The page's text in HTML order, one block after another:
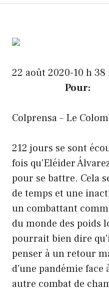
22 août 2020-10 h 38
Pour:
Colprensa – Le
212 jours se sont
fois qu'Eléider
pour se battre. Cela
de temps et une
un combattant
du monde des poids
pourrait bien dire
penser à un retour
d'une pandémie
autre combat de